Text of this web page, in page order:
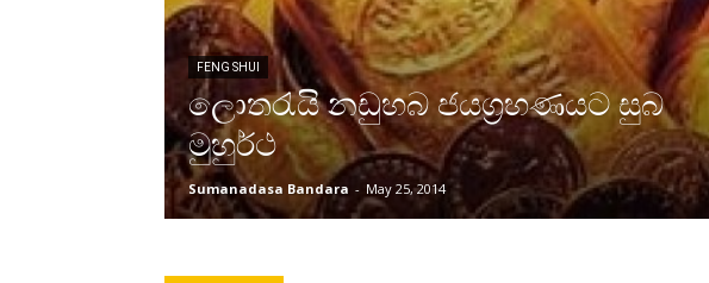
FENG SHUI
ලොතරැයි නඩුහබ ජයග්‍රහණයට සුබ
මුහුර්ථ
Sumanadasa Bandara - May 25, 2014